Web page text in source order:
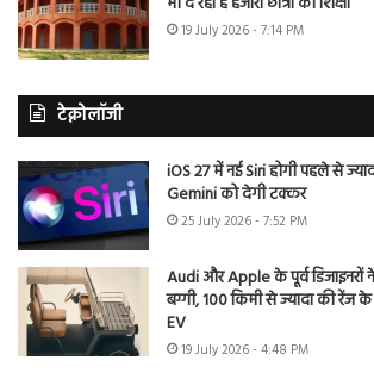
19 July 2026 - 7:14 PM
टेक्नोलॉजी
iOS 27 में नई Siri होगी पहले से
Gemini को देगी टक्कर
25 July 2026 - 7:52 PM
Audi और Apple के पूर्व डिजाइनरों
बग्गी, 100 किमी से ज्यादा की
EV
19 July 2026 - 4:48 PM